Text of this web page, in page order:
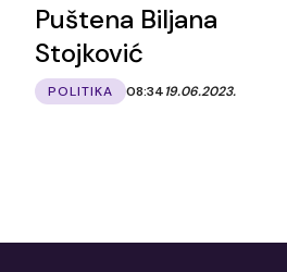
Puštena Biljana
Stojković
POLITIKA 08:3419.06.2023.